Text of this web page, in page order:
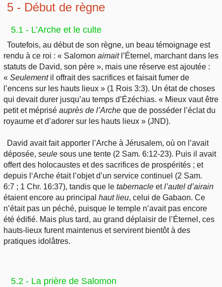
5 - Début de règne
5.1 - L’Arche et le culte
Toutefois, au début de son règne, un beau témoignage est
rendu à ce roi : « Salomon aimaitl’Éternel, marchant dans les
statuts de David, son père », mais une réserve est ajoutée :
« Seulementil offrait des sacrifices et faisait fumer de
l’encens sur les hauts lieux » (1 Rois 3:3). Un état de choses
qui devait durer jusqu’au temps d’Ézéchias. « Mieux vaut être
petit et méprisé auprès de l’Arche que de posséder l’éclat du
royaume et d’adorer sur les hauts lieux » (JND).
David avait fait apporter l’Arche à Jérusalem, où on l’avait
déposée, seule sous une tente (2 Sam. 6:12-23). Puis il avait
offert des holocaustes et des sacrifices de prospérités ; et
depuis l‘Arche était l’objet d’un service continuel (2 Sam.
6:7 ; 1 Chr. 16:37), tandis que le tabernacle etl’autel d’airain
étaient encore au principal haut lieu, celui de Gabaon. Ce
n’était pas un péché, puisque le temple n’avait pas encore
été édifié. Mais plus tard, au grand déplaisir de l’Éternel, ces
hauts-lieux furent maintenus et servirent bientôt à des
pratiques idolâtres.
5.2 - La prière de Salomon